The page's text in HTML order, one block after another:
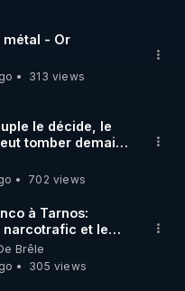
de méditation et
code
métal - Or
313 views
le décide, le
tomber demain !
702 views
à Tarnos:
narcotrafic et le
France
Brêle
305 views